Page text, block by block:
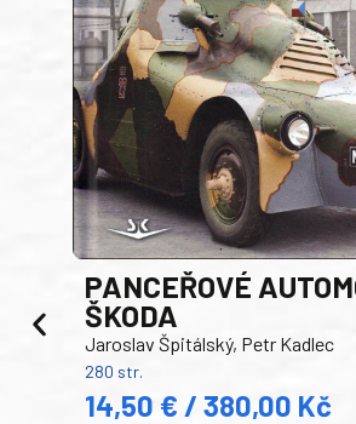
PANCEŘOVÉ
ŠKODA
Jaroslav Špitálský, Petr Kadlec
280 str.
14,50 € / 380,00 Kč